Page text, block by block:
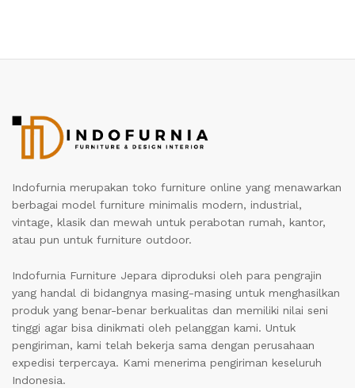
Indofurnia merupakan toko furniture online yang menawarkan
berbagai model furniture minimalis modern, industrial,
vintage, klasik dan mewah untuk perabotan rumah, kantor,
atau pun untuk furniture outdoor.
Indofurnia Furniture Jepara diproduksi oleh para pengrajin
yang handal di bidangnya masing-masing untuk menghasilkan
produk yang benar-benar berkualitas dan memiliki nilai seni
tinggi agar bisa dinikmati oleh pelanggan kami. Untuk
pengiriman, kami telah bekerja sama dengan perusahaan
expedisi terpercaya. Kami menerima pengiriman keseluruh
Indonesia.